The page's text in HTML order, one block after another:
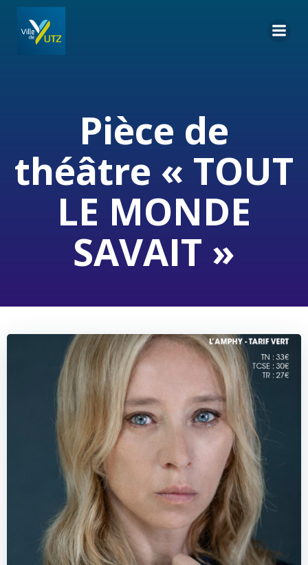
Pièce de
théâtre « TOUT
LE MONDE
SAVAIT »